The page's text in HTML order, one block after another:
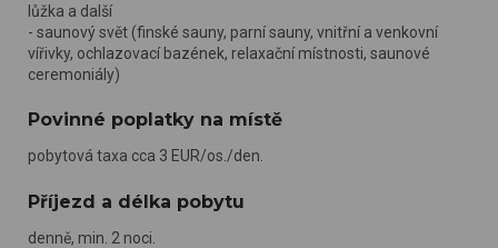
lůžka a další
- saunový svět (finské sauny, parní sauny, vnitřní a venkovní
vířivky, ochlazovací bazének, relaxační místnosti, saunové
ceremoniály)
Povinné poplatky na místě
pobytová taxa cca 3 EUR/os./den.
Příjezd a délka pobytu
denně, min. 2 noci.